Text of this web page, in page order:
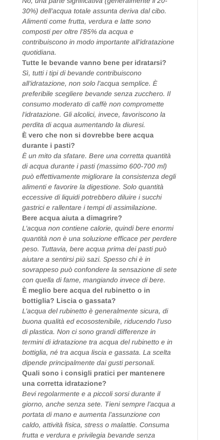
30%) dell’acqua totale assunta deriva dal cibo.
Alimenti come frutta, verdura e latte sono
composti per oltre l’85% da acqua e
contribuiscono in modo importante all’idratazione
quotidiana.
Tutte le bevande vanno bene per idratarsi?
Sì, tutti i tipi di bevande contribuiscono
all’idratazione, non solo l’acqua semplice. È
preferibile scegliere bevande senza zucchero. Il
consumo moderato di caffè non compromette
l’idratazione. Gli alcolici, invece, favoriscono la
perdita di acqua aumentando la diuresi.
È vero che non si dovrebbe bere acqua
durante i pasti?
È un mito da sfatare. Bere una corretta quantità
di acqua durante i pasti (massimo 600-700 ml)
può effettivamente migliorare la consistenza degli
alimenti e favorire la digestione. Solo quantità
eccessive di liquidi potrebbero diluire i succhi
gastrici e rallentare i tempi di assimilazione.
Bere acqua aiuta a dimagrire?
L’acqua non contiene calorie, quindi bere enormi
quantità non è una soluzione efficace per perdere
peso. Tuttavia, bere acqua prima dei pasti può
aiutare a sentirsi più sazi. Spesso chi è in
sovrappeso può confondere la sensazione di sete
con quella di fame, mangiando invece di bere.
È meglio bere acqua del rubinetto o in
bottiglia? Liscia o gassata?
L’acqua del rubinetto è generalmente sicura, di
buona qualità ed ecosostenibile, riducendo l’uso
di plastica. Non ci sono grandi differenze in
termini di idratazione tra acqua del rubinetto e in
bottiglia, né tra acqua liscia e gassata. La scelta
dipende principalmente dai gusti personali.
Quali sono i consigli pratici per mantenere
una corretta idratazione?
Bevi regolarmente e a piccoli sorsi durante il
giorno, anche senza sete. Tieni sempre l’acqua a
portata di mano e aumenta l’assunzione con
caldo, attività fisica, stress o malattie. Consuma
frutta e verdura e privilegia bevande senza